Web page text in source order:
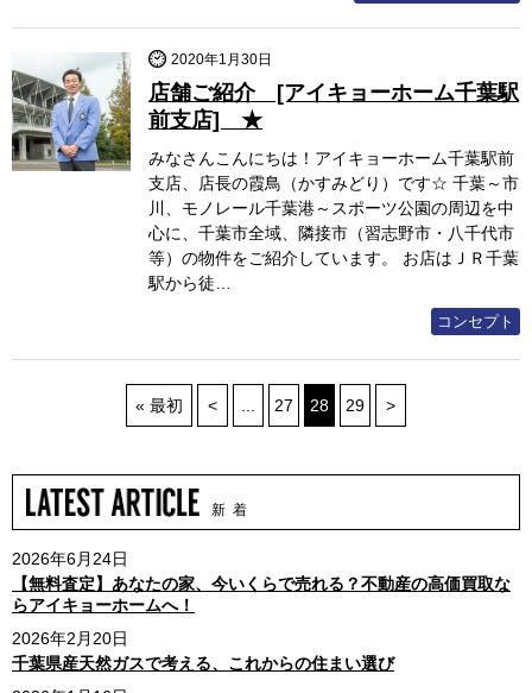
2020年1月30日
店舗ご紹介 [アイキョーホーム千葉駅
前支店] ★
みなさんこんにちは！アイキョーホーム千葉駅前
支店、店長の霞鳥（かすみどり）です☆ 千葉～市
川、モノレール千葉港～スポーツ公園の周辺を中
心に、千葉市全域、隣接市（習志野市・八千代市
等）の物件をご紹介しています。 お店はＪＲ千葉
駅から徒…
コンセプト
« 最初 < ... 27 28 29 >
新 着
2026年6月24日
【無料査定】あなたの家、今いくらで売れる？不動産の高価買取な
らアイキョーホームへ！
2026年2月20日
千葉県産天然ガスで考える、これからの住まい選び